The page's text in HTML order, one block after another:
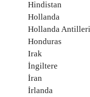
Hindistan
Hollanda
Hollanda Antilleri
Honduras
Irak
İngiltere
İran
İrlanda